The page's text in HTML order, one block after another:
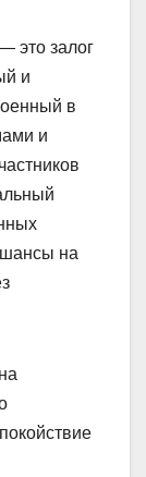
это залог
и
в
и
на